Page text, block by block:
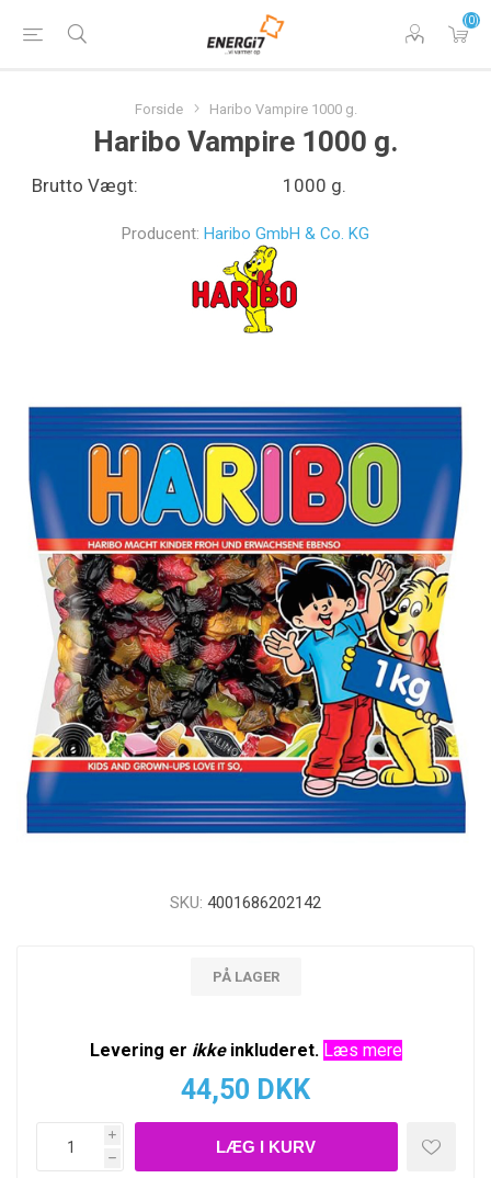
(0)
Forside Haribo Vampire 1000 g.
Haribo Vampire 1000 g.
Brutto Vægt: 1000 g.
Producent: Haribo GmbH & Co. KG
SKU: 4001686202142
PÅ LAGER
Levering er ikkeinkluderet. Læs mere
44,50 DKK
i
h